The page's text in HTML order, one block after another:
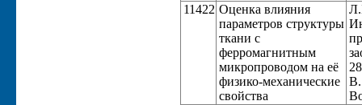
11422 Оценка влияния
параметров структуры
ткани с
ферромагнитным
микропроводом на её
физико-механические
свойства